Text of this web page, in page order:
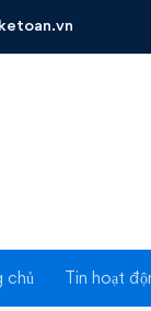
chủ Tin hoạt